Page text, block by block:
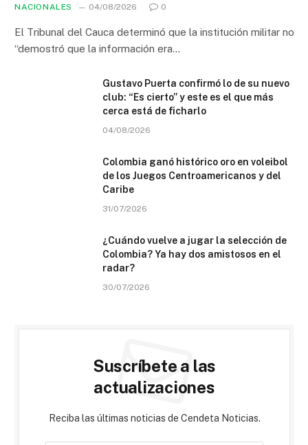
NACIONALES 04/08/2026 0
El Tribunal del Cauca determinó que la institución militar no
“demostró que la información era…
Gustavo Puerta confirmó lo de su nuevo
club: “Es cierto” y este es el que más
cerca está de ficharlo
04/08/2026
Colombia ganó histórico oro en voleibol
de los Juegos Centroamericanos y del
Caribe
31/07/2026
¿Cuándo vuelve a jugar la selección de
Colombia? Ya hay dos amistosos en el
radar?
30/07/2026
Suscríbete a las
actualizaciones
Reciba las últimas noticias de Cendeta Noticias.